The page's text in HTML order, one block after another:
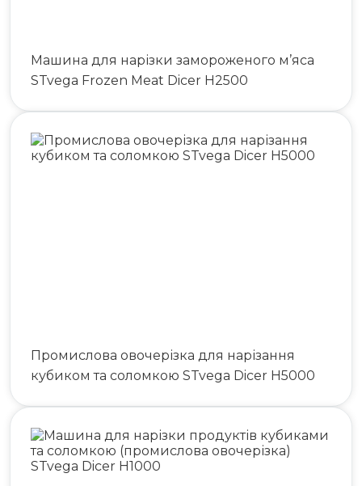
Машина для нарізки замороженого м’яса
STvega Frozen Meat Dicer H2500
Промислова овочерізка для нарізання
кубиком та соломкою STvega Dicer H5000